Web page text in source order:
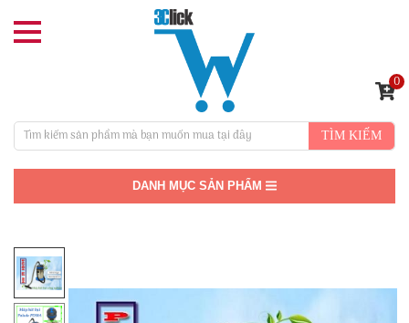
TÌM KIẾM
0
DANH MỤC SẢN PHẨM